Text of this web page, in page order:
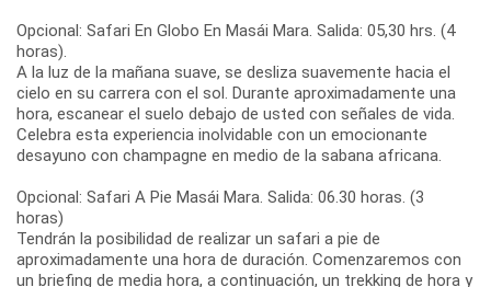
Opcional: Safari En Globo En Masái Mara. Salida: 05,30 hrs. (4
horas).
A la luz de la mañana suave, se desliza suavemente hacia el
cielo en su carrera con el sol. Durante aproximadamente una
hora, escanear el suelo debajo de usted con señales de vida.
Celebra esta experiencia inolvidable con un emocionante
desayuno con champagne en medio de la sabana africana.
Opcional: Safari A Pie Masái Mara. Salida: 06.30 horas. (3
horas)
Tendrán la posibilidad de realizar un safari a pie de
aproximadamente una hora de duración. Comenzaremos con
un briefing de media hora, a continuación, un trekking de hora y